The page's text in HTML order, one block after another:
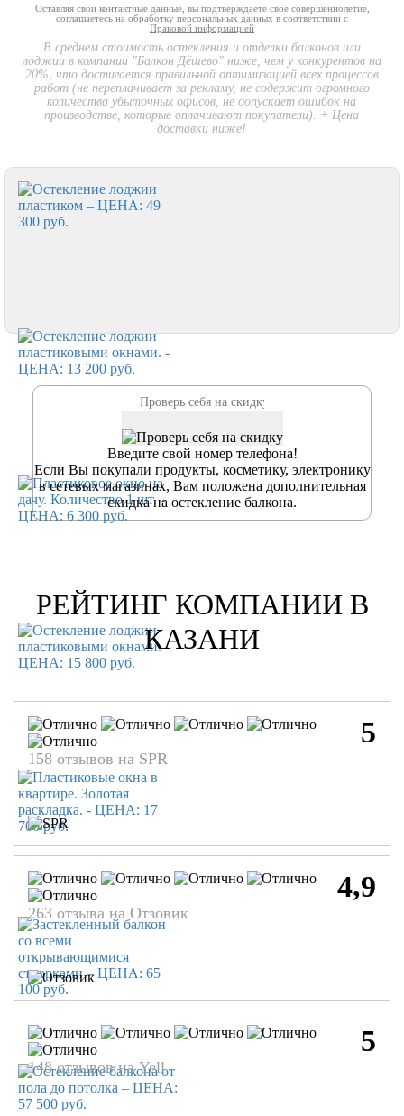
Оставляя свои контактные данные, вы подтверждаете свое совершеннолетие,
соглашаетесь на обработку персональных данных в соответствии с
Правовой информацией
В среднем стоимость остекления и отделки балконов или
лоджии в компании "Балкон Дёшево" ниже, чем у конкурентов на
20%, что достигается правильной оптимизацией всех процессов
работ (не переплачивает за рекламу, не содержит огромного
количества убыточных офисов, не допускает ошибок на
производстве, которые оплачивают покупатели). + Цена
доставки ниже!
Введите свой номер телефона!
Если Вы покупали продукты, косметику, электронику
в сетевых магазинах, Вам положена дополнительная
скидка на остекление балкона.
РЕЙТИНГ КОМПАНИИ В
КАЗАНИ
5
158 отзывов на SPR
4,9
263 отзыва на Отзовик
5
148 отзывов на Yell